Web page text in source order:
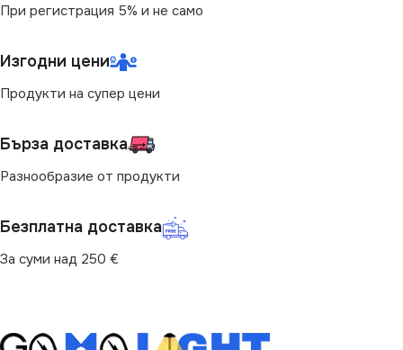
При регистрация 5% и не само
Изгодни цени
Продукти на супер цени
Бърза доставка
Разнообразие от продукти
Безплатна доставка
За суми над 250 €